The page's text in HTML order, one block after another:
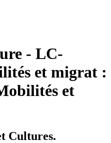
- LC-
et migrat :
et
Cultures.